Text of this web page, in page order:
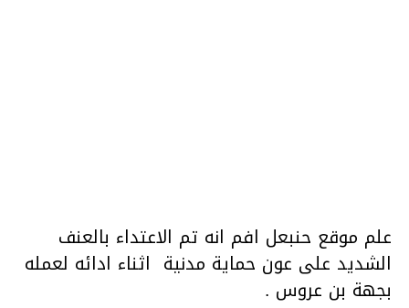
علم موقع حنبعل افم انه تم الاعتداء بالعنف
الشديد على عون حماية مدنية اثناء ادائه لعمله
بجهة بن عروس .